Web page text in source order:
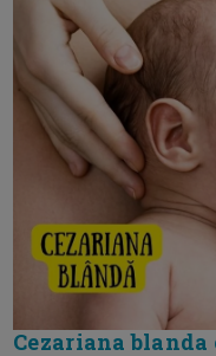
Cezariana